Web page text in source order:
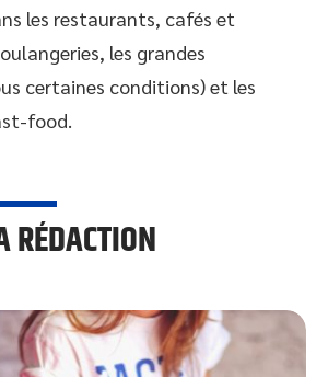
les restaurants, cafés et
les grandes
certaines conditions) et les
food.
RÉDACTION